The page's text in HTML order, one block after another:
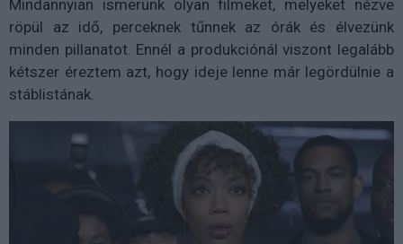
Mindannyian ismerünk olyan filmeket, melyeket nézve
röpül az idő, perceknek tűnnek az órák és élvezünk
minden pillanatot. Ennél a produkciónál viszont legalább
kétszer éreztem azt, hogy ideje lenne már legördülnie a
stáblistának.